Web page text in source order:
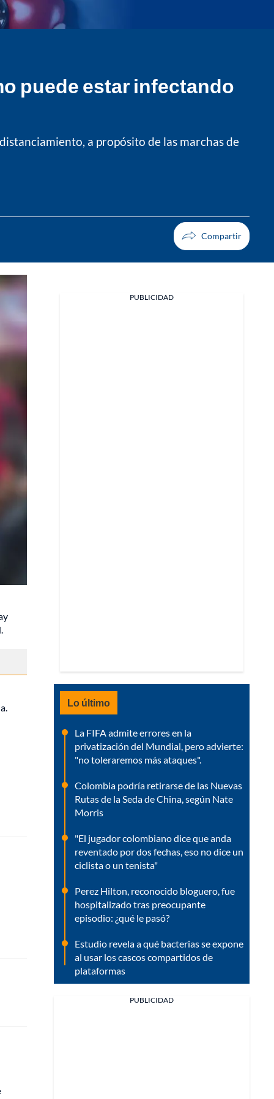
puede estar infectando
a propósito de las marchas de
PUBLICIDAD
Lo último
La FIFA admite errores en la
privatización del Mundial, pero advierte:
"no toleraremos más ataques".
Colombia podría retirarse de las Nuevas
Rutas de la Seda de China, según Nate
Morris
"El jugador colombiano dice que anda
reventado por dos fechas, eso no dice un
ciclista o un tenista"
Perez Hilton, reconocido bloguero, fue
hospitalizado tras preocupante
episodio: ¿qué le pasó?
Estudio revela a qué bacterias se expone
al usar los cascos compartidos de
plataformas
PUBLICIDAD